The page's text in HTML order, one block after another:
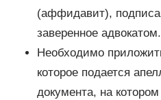
(аффидавит),
заверенное адвокатом.
Необходимо
которое подается
документа, на